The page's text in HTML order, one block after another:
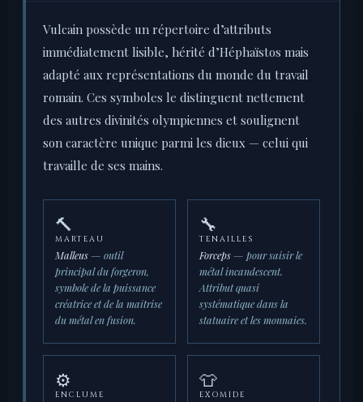
Vulcain possède un répertoire d’attributs
immédiatement lisible, hérité d’Héphaïstos mais
adapté aux représentations du monde du travail
romain. Ces symboles le distinguent nettement
des autres divinités olympiennes et soulignent
son caractère unique parmi les dieux — celui qui
travaille de ses mains.
🔨
MARTEAU
Malleus— outil
principal du forgeron,
symbole de la puissance
créatrice et de la maîtrise
du métal en fusion.
🔧
TENAILLES
Forceps— pour saisir le
métal incandescent.
Attribut quasi
systématique dans la
statuaire et les monnaies.
⚙️
ENCLUME
👕
EXOMIDE